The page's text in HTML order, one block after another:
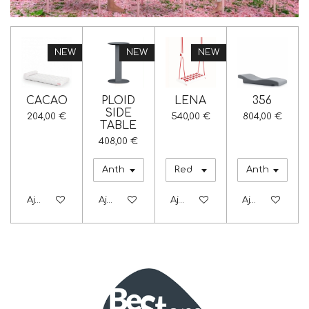
NEW
CACAO
204,00 €
Ajouter au panier
NEW
PLOID
SIDE
TABLE
408,00 €
Ajouter au panier
NEW
LENA
540,00 €
Ajouter au panier
356
804,00 €
Ajouter au